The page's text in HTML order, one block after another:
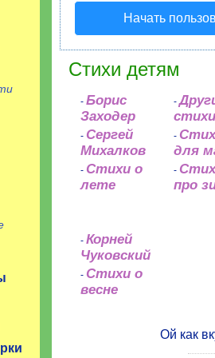
Начать
Стихи детям
- Борис
Заходер
- Сергей
Михалков
- Стихи о
лете
-
-
для
-
про
- Корней
Чуковский
- Стихи о
весне
Ой как